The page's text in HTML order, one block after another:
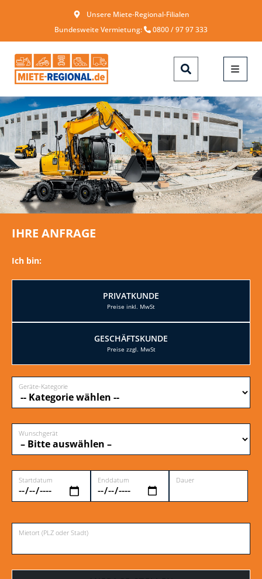
Unsere Miete-Regional-Filialen
Bundesweite Vermietung:
0800 / 97 97 333
IHRE ANFRAGE
Ich bin:
PRIVATKUNDE
GESCHÄFTSKUNDE
Geräte-Kategorie
Wunschgerät
Startdatum Enddatum Dauer
Mietort (PLZ oder Stadt)